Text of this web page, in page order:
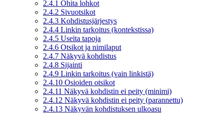
2.4.1 Ohita lohkot
2.4.2 Sivuotsikot
2.4.3 Kohdistusjärjestys
2.4.4 Linkin tarkoitus (kontekstissa)
2.4.5 Useita tapoja
2.4.6 Otsikot ja nimilaput
2.4.7 Näkyvä kohdistus
2.4.8 Sijainti
2.4.9 Linkin tarkoitus (vain linkistä)
2.4.10 Osioiden otsikot
2.4.11 Näkyvä kohdistin ei peity (minimi)
2.4.12 Näkyvä kohdistin ei peity (parannettu)
2.4.13 Näkyvän kohdistuksen ulkoasu